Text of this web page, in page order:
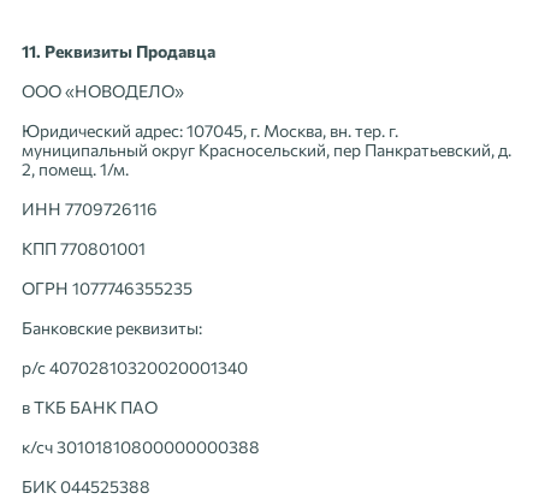
11. Реквизиты Продавца
ООО «НОВОДЕЛО»
Юридический адрес: 107045, г. Москва, вн. тер. г.
муниципальный округ Красносельский, пер Панкратьевский, д.
2, помещ. 1/м.
ИНН 7709726116
КПП 770801001
ОГРН 1077746355235
Банковские реквизиты:
р/с 40702810320020001340
в ТКБ БАНК ПАО
к/сч 30101810800000000388
БИК 044525388